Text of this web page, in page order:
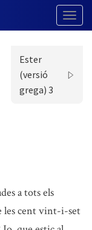
Ester
(versió
grega) 3
a tots els
les cent vint-i-set